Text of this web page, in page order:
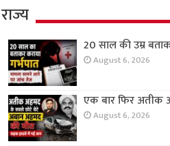
राज्य
20 साल की उम्र
August 6, 2026
एक बार फिर अतीक
August 6, 2026